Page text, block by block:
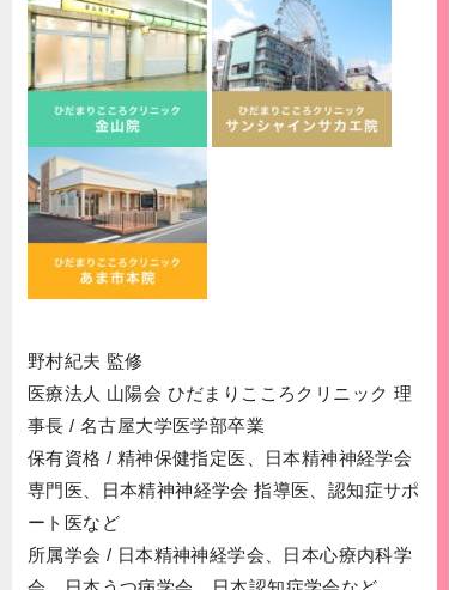
野村紀夫 監修
医療法人 山陽会 ひだまりこころクリニック 理
事長 / 名古屋大学医学部卒業
保有資格 / 精神保健指定医、日本精神神経学会
専門医、日本精神神経学会 指導医、認知症サポ
ート医など
所属学会 / 日本精神神経学会、日本心療内科学